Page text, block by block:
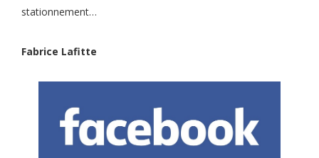
stationnement…
Fabrice Lafitte